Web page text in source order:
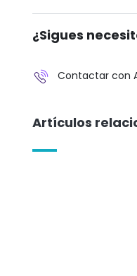
¿Sigues
Contactar con
Artículos